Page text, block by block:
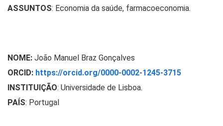
ASSUNTOS: Economia da saúde, farmacoeconomia.
NOME: João Manuel Braz Gonçalves
ORCID: https://orcid.org/0000-0002-1245-3715
INSTITUIÇÃO: Universidade de Lisboa.
PAÍS: Portugal